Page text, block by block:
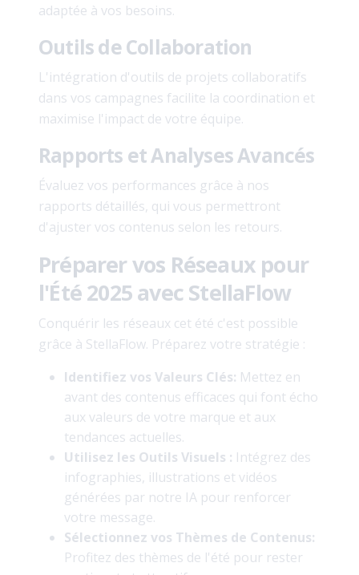
adaptée à vos besoins.
Outils de Collaboration
L'intégration d'outils de projets collaboratifs
dans vos campagnes facilite la coordination et
maximise l'impact de votre équipe.
Rapports et Analyses Avancés
Évaluez vos performances grâce à nos
rapports détaillés, qui vous permettront
d'ajuster vos contenus selon les retours.
Préparer vos Réseaux pour
l'Été 2025 avec StellaFlow
Conquérir les réseaux cet été c'est possible
grâce à StellaFlow. Préparez votre stratégie :
Identifiez vos Valeurs Clés: Mettez en
avant des contenus efficaces qui font écho
aux valeurs de votre marque et aux
tendances actuelles.
Utilisez les Outils Visuels : Intégrez des
infographies, illustrations et vidéos
générées par notre IA pour renforcer
votre message.
Sélectionnez vos Thèmes de Contenus:
Profitez des thèmes de l'été pour rester